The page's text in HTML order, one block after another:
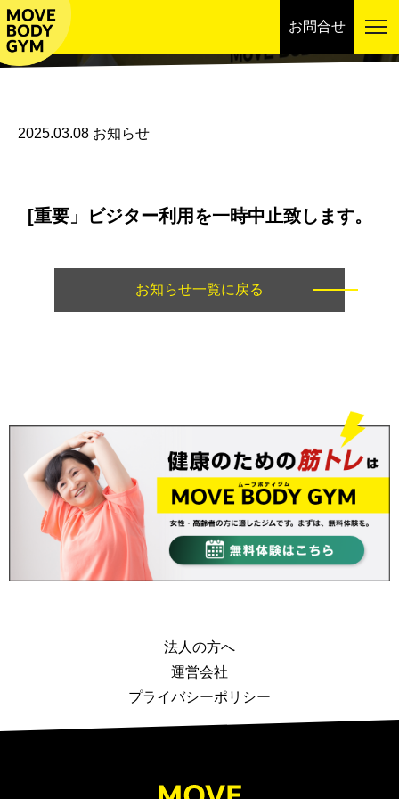
お問合せ
お知らせ
2025.03.08 お知らせ
[重要」ビジター利用を一時中止致します。
お知らせ一覧に戻る
法人の方へ
運営会社
プライバシーポリシー